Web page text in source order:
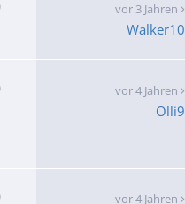
vor 3 Jahren
Walker10
vor 4 Jahren
Olli9
vor 4 Jahren